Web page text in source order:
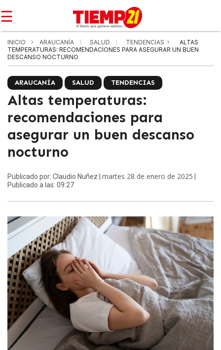
☰
INICIO ARAUCANÍA SALUD TENDENCIAS
ALTAS
TEMPERATURAS: RECOMENDACIONES PARA ASEGURAR UN BUEN
DESCANSO NOCTURNO
ARAUCANÍA SALUD TENDENCIAS
Altas temperaturas:
recomendaciones para
asegurar un buen descanso
nocturno
Publicado por: Claudio Nuñez | martes 28 de enero de 2025
Publicado a las: 09:27